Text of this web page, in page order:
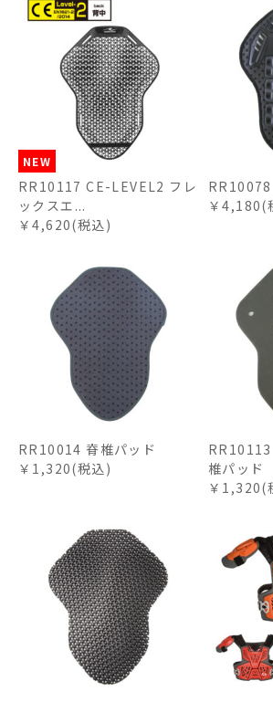
NEW
RR10117 CE-LEVEL2 フレ
ックスエ...
￥4,620(税込)
RR10078
￥4,180(
RR10014 脊椎パッド
￥1,320(税込)
椎パッド
￥1,320(